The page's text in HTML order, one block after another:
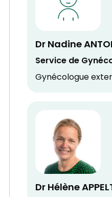
Dr Nadine
Service de
Gynécologue
Dr Hélène